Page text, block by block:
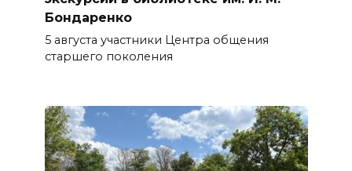
Бондаренко
5 августа участники Центра общения
старшего поколения